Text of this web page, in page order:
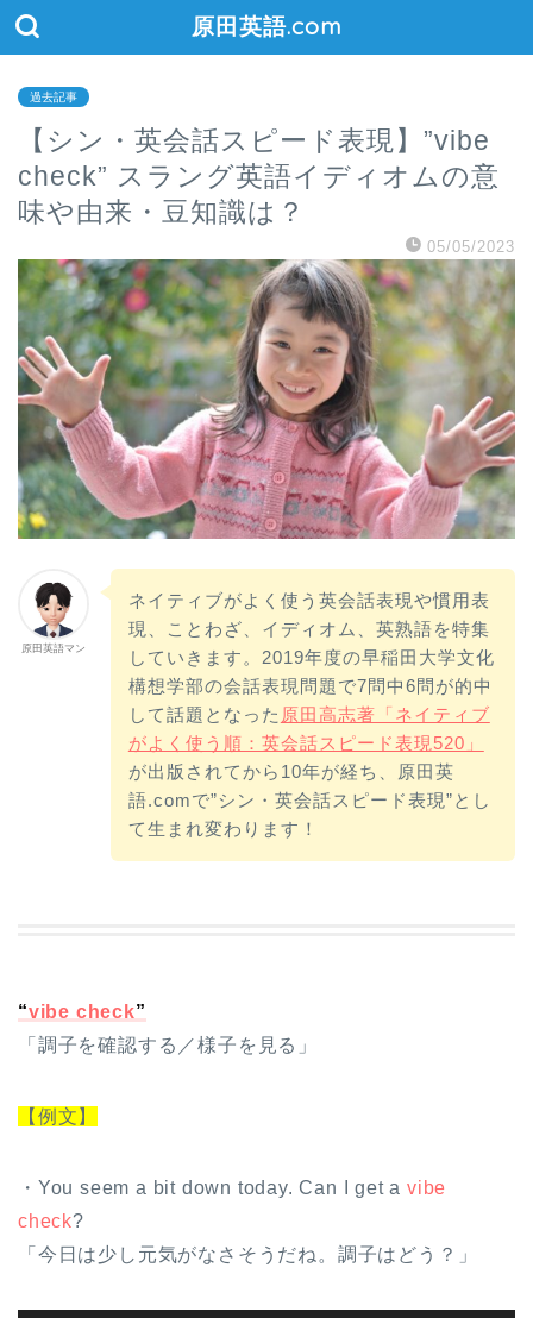
原田英語.com
過去記事
【シン・英会話スピード表現】”vibe
check” スラング英語イディオムの意
味や由来・豆知識は？
05/05/2023
原田英語マン
ネイティブがよく使う英会話表現や慣用表
現、ことわざ、イディオム、英熟語を特集
していきます。2019年度の早稲田大学文化
構想学部の会話表現問題で7問中6問が的中
して話題となった 原田高志著「ネイティブ
がよく使う順：英会話スピード表現520」
が出版されてから10年が経ち、原田英
語.comで”シン・英会話スピード表現”とし
て生まれ変わります！
“vibe check”
「調子を確認する／様子を見る」
【例文】
・You seem a bit down today. Can I get a vibe
check?
「今日は少し元気がなさそうだね。調子はどう？」